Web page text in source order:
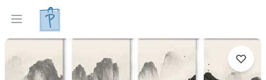
Open menu
Tapyti paveikslai